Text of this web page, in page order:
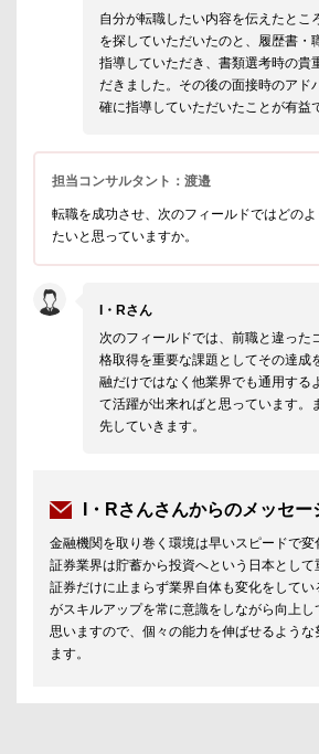
自分が転職したい内容を伝えたとこ
を探していただいたのと、履歴書・
指導していただき、書類選考時の貴
だきました。その後の面接時のアド
確に指導していただいたことが有益
担当コンサルタント：渡邉
転職を成功させ、次のフィールドではどのよ
たいと思っていますか。
I・Rさん
次のフィールドでは、前職と違った
格取得を重要な課題としてその達成
融だけではなく他業界でも通用する
て活躍が出来ればと思っています。
先していきます。
I・Rさんさんからのメッセー
金融機関を取り巻く環境は早いスピードで変
証券業界は貯蓄から投資へという日本として
証券だけに止まらず業界自体も変化をして
がスキルアップを常に意識をしながら向上し
思いますので、個々の能力を伸ばせるよう
ます。